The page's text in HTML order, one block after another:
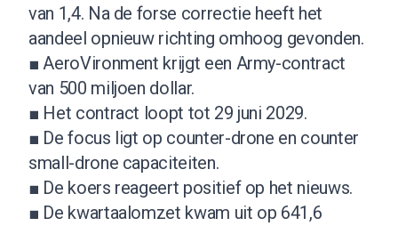
van 1,4. Na de forse correctie heeft het
aandeel opnieuw richting omhoog gevonden.
■ AeroVironment krijgt een Army-contract
van 500 miljoen dollar.
■ Het contract loopt tot 29 juni 2029.
■ De focus ligt op counter-drone en counter
small-drone capaciteiten.
■ De koers reageert positief op het nieuws.
■ De kwartaalomzet kwam uit op 641,6